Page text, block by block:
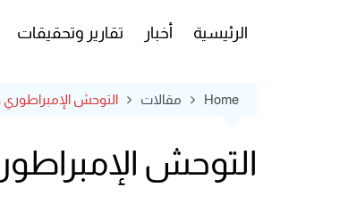
الرئيسية أخبار تقارير وتحقيقات
Home مقالات التوحش الإمبراطوري
التوحش